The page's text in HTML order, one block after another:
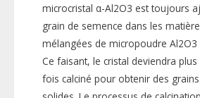
microcristal α-Al2O3 est toujours
grain de semence dans les
mélangées de micropoudre Al2O3
Ce faisant, le cristal deviendra
fois calciné pour obtenir des